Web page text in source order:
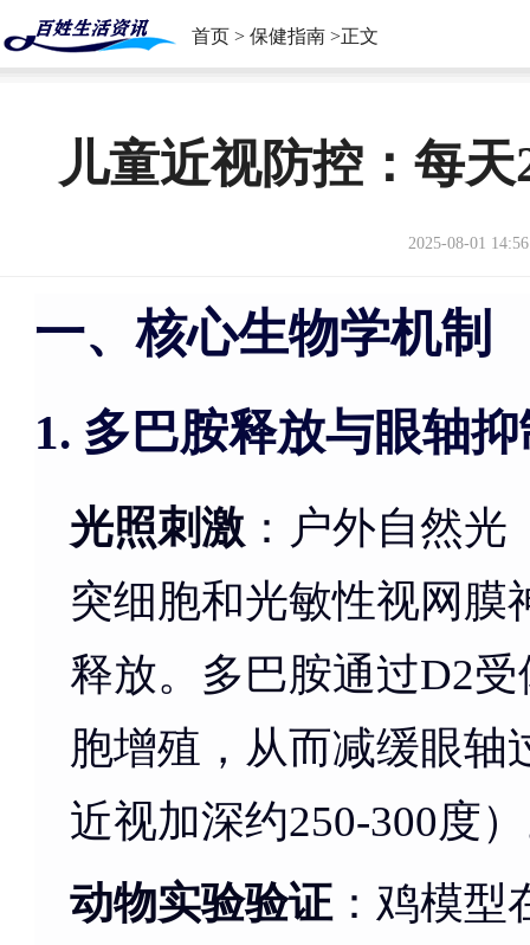
首页 > 保健指南 >正文
儿童近视防控：每
2025-08-01
一、核心生物学机制
1. 多巴胺释放与眼轴
光照刺激 ：户外自然
突细胞和光敏性视网膜
释放。多巴胺通过D2
胞增殖，从而减缓眼轴
近视加深约250-300度
动物实验验证 ：鸡模